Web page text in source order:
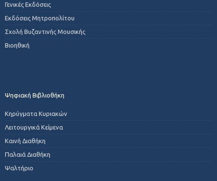
Γενικές Εκδόσεις
Εκδόσεις Μητροπολίτου
Σχολή Βυζαντινής Μουσικής
Βιοηθική
Ψηφιακή Βιβλιοθήκη
Κηρύγματα Κυριακών
Λειτουργικά Κείμενα
Καινή Διαθήκη
Παλαιά Διαθήκη
Ψαλτήριο